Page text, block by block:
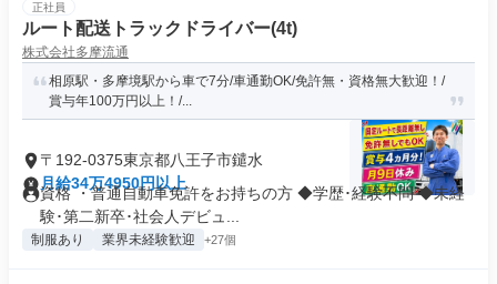
正社員
ルート配送トラックドライバー(4t)
株式会社多摩流通
相原駅・多摩境駅から車で7分/車通勤OK/免許無・資格無大歓迎！/
賞与年100万円以上！/...
〒192-0375東京都八王子市鑓水
月給34万4950円以上
資格 ・普通自動車免許をお持ちの方 ◆学歴･経験不問 ◆未経
験･第二新卒･社会人デビュ...
制服あり 業界未経験歓迎 +27個